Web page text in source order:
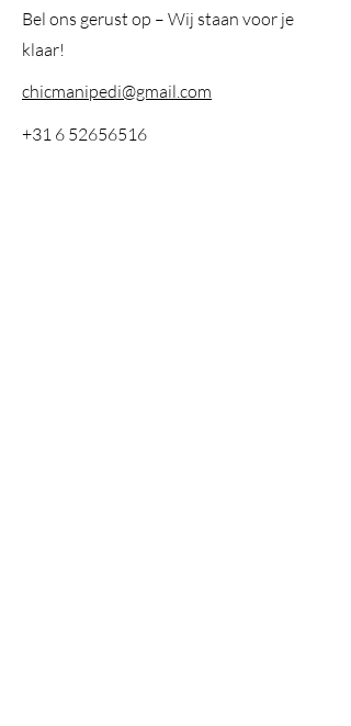
Bel ons gerust op – Wij staan voor je
klaar!
chicmanipedi@gmail.com
+31 6 52656516